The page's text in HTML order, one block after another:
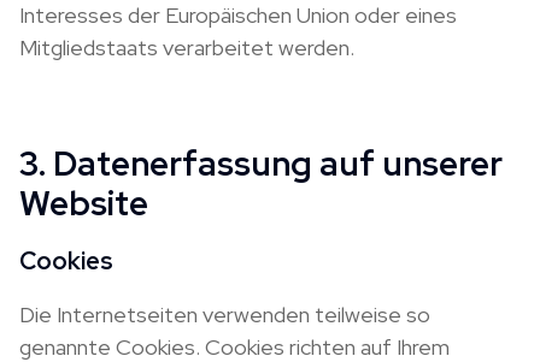
Interesses der Europäischen Union oder eines
Mitgliedstaats verarbeitet werden.
3. Datenerfassung auf unserer
Website
Cookies
Die Internetseiten verwenden teilweise so
genannte Cookies. Cookies richten auf Ihrem